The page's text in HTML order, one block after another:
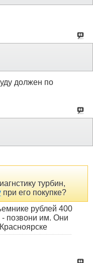
должен по
турбин,
при его покупке?
рублей 400
- позвони им. Они